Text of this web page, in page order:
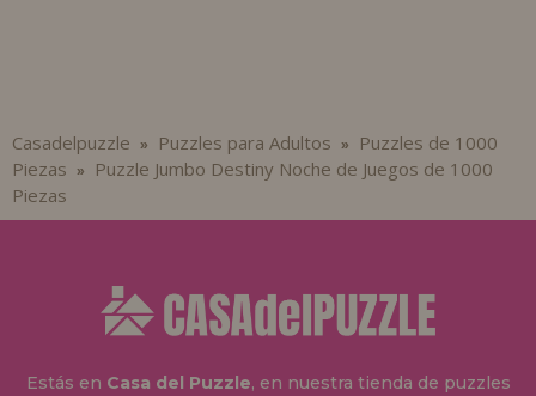
Casadelpuzzle » Puzzles para Adultos »
Puzzles de 1000
Piezas »
Puzzle Jumbo Destiny Noche de Juegos de 1000
Piezas
Estás en Casa del Puzzle, en nuestra tienda de puzzles